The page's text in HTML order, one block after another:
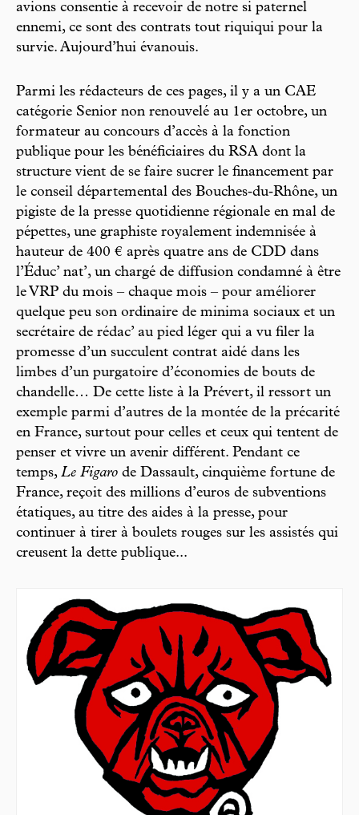
avions consentie à recevoir de notre si paternel
ennemi, ce sont des contrats tout riquiqui pour la
survie. Aujourd’hui évanouis.
Parmi les rédacteurs de ces pages, il y a un CAE
catégorie Senior non renouvelé au 1er octobre, un
formateur au concours d’accès à la fonction
publique pour les bénéficiaires du RSA dont la
structure vient de se faire sucrer le financement par
le conseil départemental des Bouches‑­du‑­Rhône, un
pigiste de la presse quotidienne régionale en mal de
pépettes, une graphiste royalement indemnisée à
hauteur de 400 € après quatre ans de CDD dans
l’Éduc’ nat’, un chargé de diffusion condamné à être
le VRP du mois – chaque mois –­ pour améliorer
quelque peu son ordinaire de minima sociaux et un
secrétaire de rédac’ au pied léger qui a vu filer la
promesse d’un succulent contrat aidé dans les
limbes d’un purgatoire d’économies de bouts de
chandelle… De cette liste à la Prévert, il ressort un
exemple parmi d’autres de la montée de la précarité
en France, surtout pour celles et ceux qui tentent de
penser et vivre un avenir différent. Pendant ce
temps, Le Figaro de Dassault, cinquième fortune de
France, reçoit des millions d’euros de subventions
étatiques, au titre des aides à la presse, pour
continuer à tirer à boulets rouges sur les assistés qui
creusent la dette publique...